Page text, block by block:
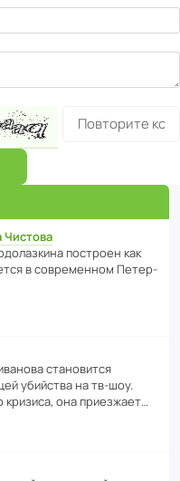
Чистова
пост­роен как
в совре­менном Пете­р­
стано­вится
убийства на тв-шоу.
кризиса, она приезжает…